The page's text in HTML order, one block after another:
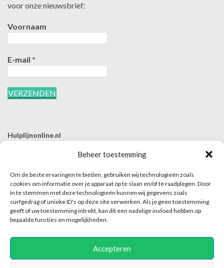
Beheer toestemming
Om de beste ervaringen te bieden, gebruiken wij technologieën zoals
cookies om informatie over je apparaat op te slaan en/of te raadplegen. Door
in te stemmen met deze technologieën kunnen wij gegevens zoals
surfgedrag of unieke ID's op deze site verwerken. Als je geen toestemming
geeft of uw toestemming intrekt, kan dit een nadelige invloed hebben op
bepaalde functies en mogelijkheden.
Accepteren
voor onze nieuwsbrief:
Voornaam
E-mail *
Hulplijnonline.nl
E | info@hulplijnonline.nl
Contactformulier
Over Hulplijnonline.nl
Het team van Hulplijnonline.nl